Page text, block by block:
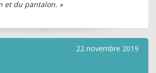
et du pantalon. »
22 novembre 2019